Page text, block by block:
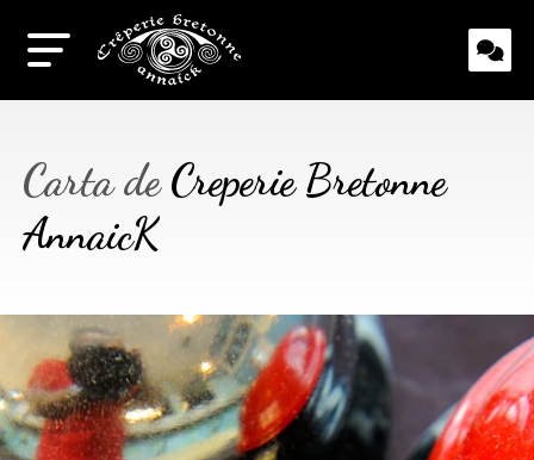
Carta deCreperie Bretonne
AnnaicK